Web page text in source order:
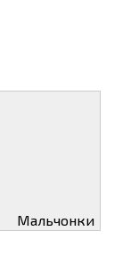
Мальчонки